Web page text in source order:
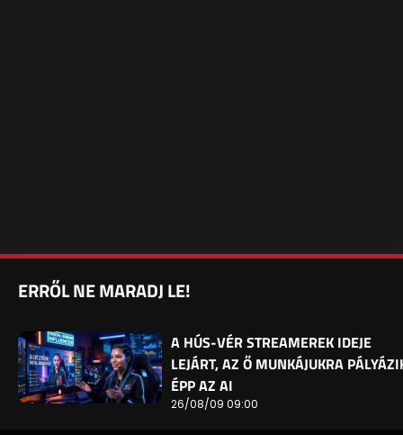
ERRŐL NE MARADJ LE!
A HÚS-VÉR STREAMEREK IDEJE
LEJÁRT, AZ Ő MUNKÁJUKRA
ÉPP AZ AI
26/08/09 09:00